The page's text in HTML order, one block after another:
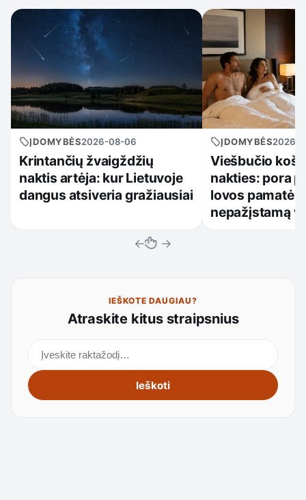
ĮDOMYBĖS2026-08-06
Krintančių žvaigždžių
naktis artėja: kur Lietuvoje
dangus atsiveria gražiausiai
ĮDOMYBĖS2026-
Viešbučio
nakties: pora
lovos pamatė
nepažįstamą
← →
IEŠKOTE DAUGIAU?
Atraskite kitus straipsnius
Ieškoti